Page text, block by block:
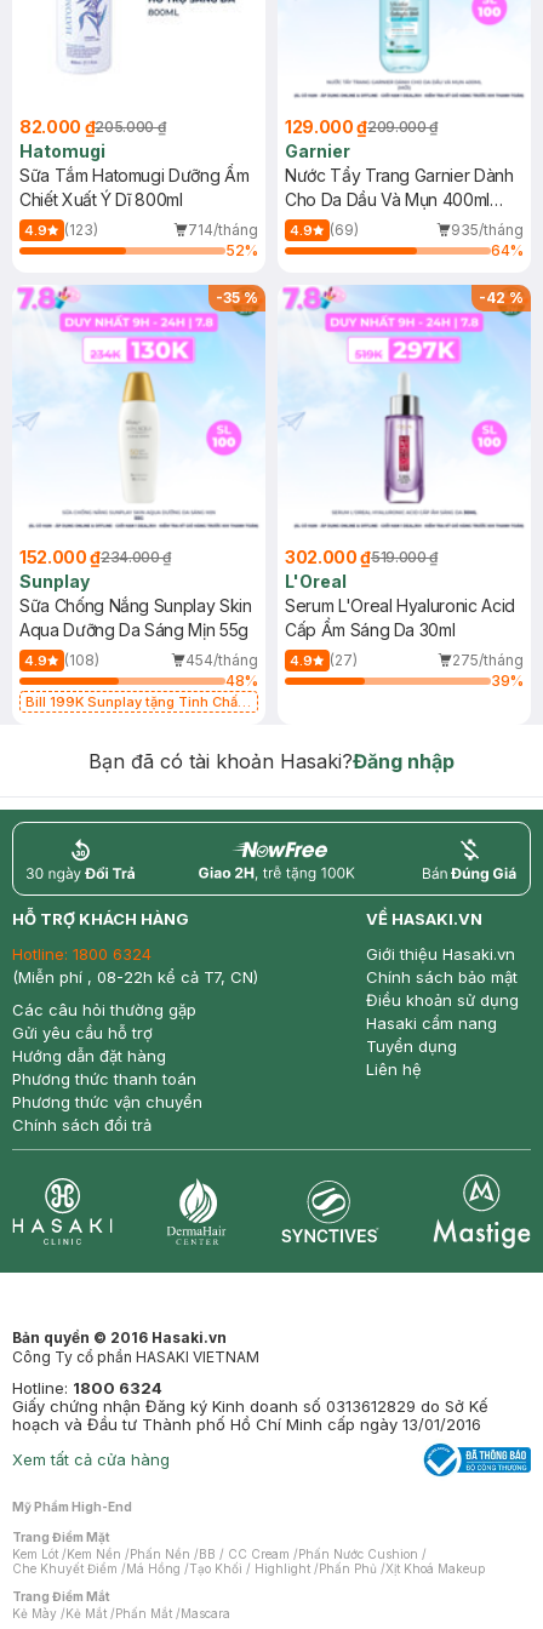
82.000 ₫205.000 ₫
Hatomugi
Sữa Tắm Hatomugi Dưỡng Ẩm
Chiết Xuất Ý Dĩ 800ml
4.9 (123)
714/tháng
52%
129.000 ₫209.000 ₫
Garnier
Nước Tẩy Trang Garnier Dành
Cho Da Dầu Và Mụn 400ml
(Mới)
4.9 (69)
935/tháng
64%
-35%
152.000 ₫234.000 ₫
Sunplay
Sữa Chống Nắng Sunplay Skin
Aqua Dưỡng Da Sáng Mịn 55g
4.9 (108)
454/tháng
48%
Bill 199K Sunplay tặng Tinh Chất
-42%
302.000 ₫519.000 ₫
L'Oreal
Serum L'Oreal Hyaluronic Acid
Cấp Ẩm Sáng Da 30ml
4.9 (27)
275/tháng
39%
Bạn đã có tài khoản Hasaki?Đăng nhập
return nowfree price
HỖ TRỢ KHÁCH HÀNG
Hotline: 1800 6324
(Miễn phí , 08-22h kể cả T7, CN)
Các câu hỏi thường gặp
Gửi yêu cầu hỗ trợ
Hướng dẫn đặt hàng
Phương thức thanh toán
Phương thức vận chuyển
Chính sách đổi trả
VỀ HASAKI.VN
Giới thiệu Hasaki.vn
Chính sách bảo mật
Điều khoản sử dụng
Hasaki cẩm nang
Tuyển dụng
Liên hệ
Bản quyền © 2016 Hasaki.vn
Công Ty cổ phần HASAKI VIETNAM
Hotline: 1800 6324
Giấy chứng nhận Đăng ký Kinh doanh số 0313612829 do Sở Kế
hoạch và Đầu tư Thành phố Hồ Chí Minh cấp ngày 13/01/2016
Xem tất cả cửa hàng
Mỹ Phẩm High-End
Trang Điểm Mặt
Kem Lót /Kem Nền /Phấn Nền /BB / CC Cream /Phấn Nước Cushion /
Che Khuyết Điểm /Má Hồng /Tạo Khối / Highlight /Phấn Phủ /Xịt Khoá Makeup
Trang Điểm Mắt
Kẻ Mày /Kẻ Mắt /Phấn Mắt /Mascara